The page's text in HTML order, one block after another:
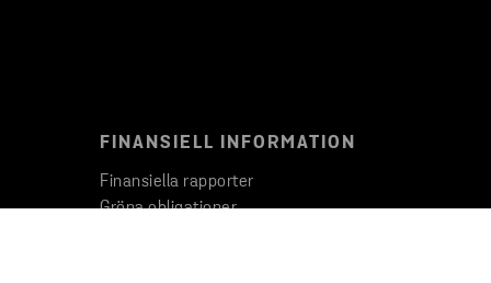
FINANSIELL INFORMATION
Finansiella rapporter
Gröna obligationer